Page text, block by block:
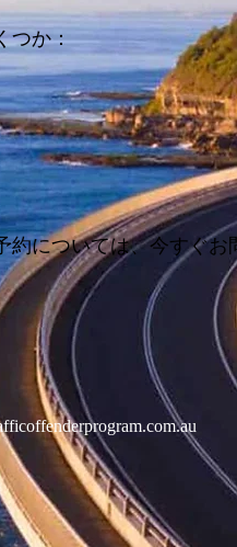
つか：
については、今すぐお